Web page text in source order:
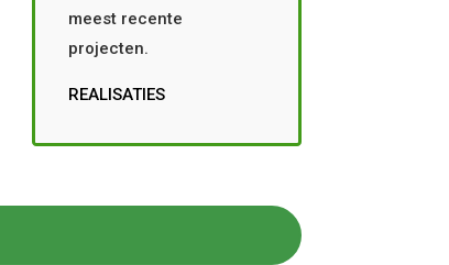
meest recente
projecten.
REALISATIES